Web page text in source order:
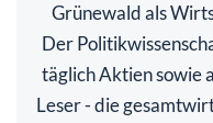
Grünewald als
Der
täglich Aktien sowie
Leser - die